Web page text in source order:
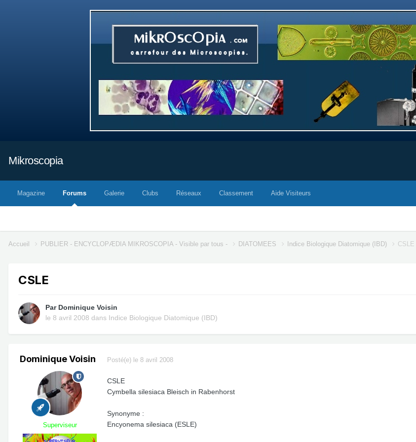
Mikroscopia
Magazine Forums Galerie Clubs Réseaux Classement Aide Visiteurs
Accueil PUBLIER - ENCYCLOPÆDIA MIKROSCOPIA - Visible par tous - DIATOMEES Indice Biologique Diatomique (IBD) CSLE
CSLE
Par Dominique Voisin
le 8 avril 2008 dans Indice Biologique Diatomique (IBD)
Dominique Voisin
Superviseur
Posté(e) le 8 avril 2008
CSLE
Cymbella silesiaca Bleisch in Rabenhorst
Synonyme :
Encyonema silesiaca (ESLE)